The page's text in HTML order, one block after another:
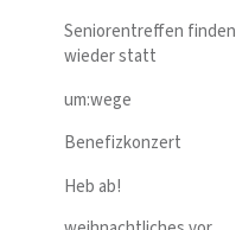
Seniorentreffen finden
wieder statt
um:wege
Benefizkonzert
Heb ab!